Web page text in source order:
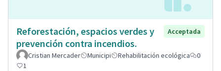
Reforestación, espacios verdes y
prevención contra incendios.
Acceptada
Cristian Mercader Municipi Rehabilitación ecológica
0
1